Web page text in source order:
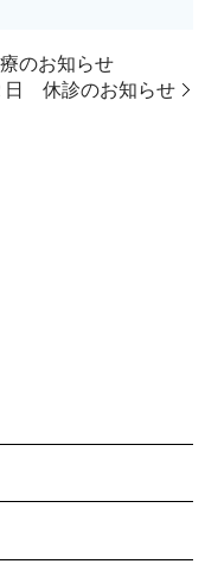
のお知らせ
日 休診のお知らせ